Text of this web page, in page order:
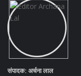
संपादक: अर्चना लाल